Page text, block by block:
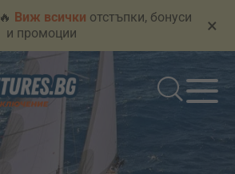
🔥 Виж всички отстъпки, бонуси
и промоции
×